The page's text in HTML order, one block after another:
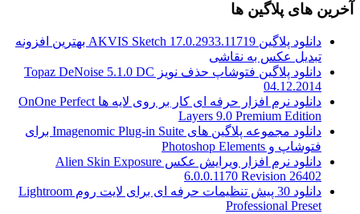
آخرین های پلاگین ها
دانلود پلاگین AKVIS Sketch 17.0.2933.11719 بهترین افزونه
تبدیل عکس به نقاشی
دانلود پلاگین فتوشاپ حذف نویز Topaz DeNoise 5.1.0 DC
04.12.2014
دانلود نرم افزار حرفه ای کار بر روی لایه ها OnOne Perfect
Layers 9.0 Premium Edition
دانلود مجموعه پلاگین های Imagenomic Plug-in Suite برای
فتوشاپ و Photoshop Elements
دانلود نرم افزار ویرایش عکس Alien Skin Exposure
6.0.0.1170 Revision 26402
دانلود 30 پیش تنظیمات حرفه ای برای لایت روم Lightroom
Professional Preset